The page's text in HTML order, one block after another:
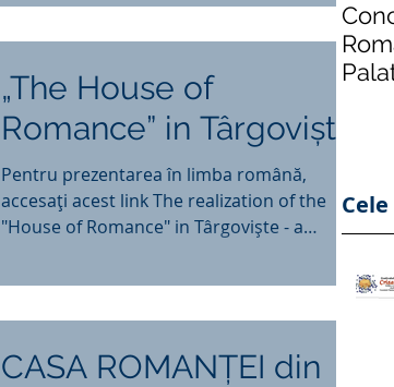
CONCERTE „ROMANŢA NE...
„The House of
Romance” in Târgoviște
Pentru prezentarea în limba română,
accesați acest link The realization of the
"House of Romance" in Târgovişte - a
CASA ROMANȚEI din